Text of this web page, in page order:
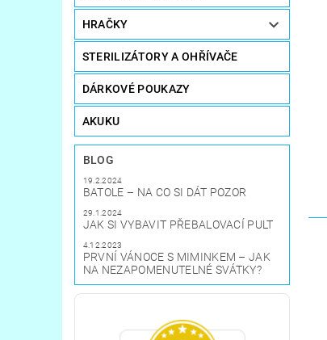
HRAČKY
STERILIZÁTORY A OHŘÍVAČE
DÁRKOVÉ POUKAZY
AKUKU
BLOG
19.2.2024
BATOLE – NA CO SI DÁT POZOR
29.1.2024
JAK SI VYBAVIT PŘEBALOVACÍ PULT
4.12.2023
PRVNÍ VÁNOCE S MIMINKEM – JAK
NA NEZAPOMENUTELNÉ SVÁTKY?